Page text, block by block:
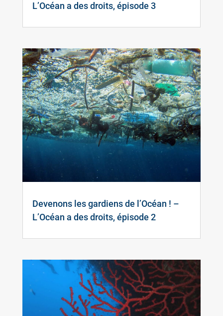
L’Océan a des droits, épisode 3
Devenons les gardiens de l’Océan ! –
L’Océan a des droits, épisode 2